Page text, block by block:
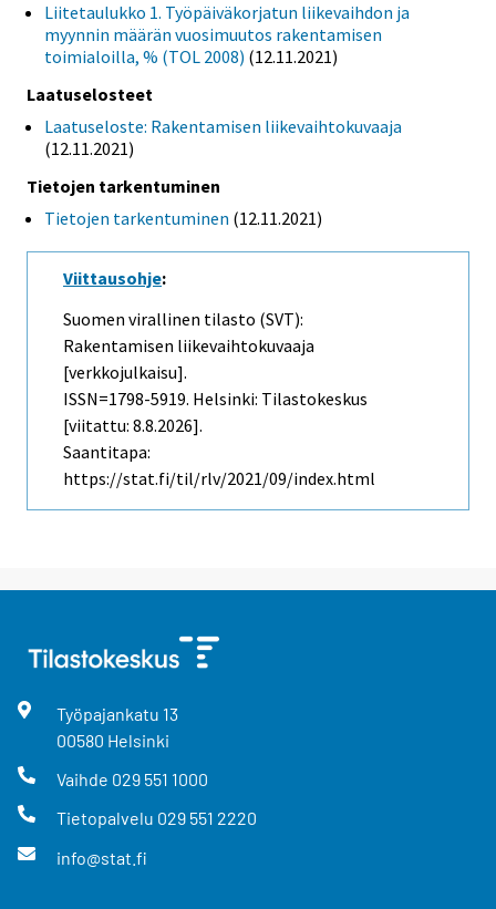
Liitetaulukko 1. Työpäiväkorjatun liikevaihdon ja
myynnin määrän vuosimuutos rakentamisen
toimialoilla, % (TOL 2008) (12.11.2021)
Laatuselosteet
Laatuseloste: Rakentamisen liikevaihtokuvaaja
(12.11.2021)
Tietojen tarkentuminen
Tietojen tarkentuminen (12.11.2021)
Viittausohje:
Suomen virallinen tilasto (SVT):
Rakentamisen liikevaihtokuvaaja
[verkkojulkaisu].
ISSN=1798-5919. Helsinki: Tilastokeskus
[viitattu: 8.8.2026].
Saantitapa:
https://stat.fi/til/rlv/2021/09/index.html
Työpajankatu 13
00580 Helsinki
Vaihde 029 551 1000
Tietopalvelu 029 551 2220
info@stat.fi